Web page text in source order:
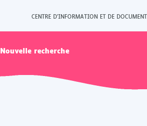
CENTRE D'INFORMATION ET DE
Nouvelle recherche